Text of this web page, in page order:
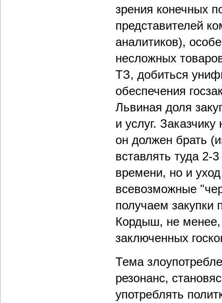
зрения конечных
представителей
аналитиков),
несложных
ТЗ, добиться
обеспечения
Львиная доля
и услуг.
он должен брать
вставлять туда 2-
времени, но и
всевозможные
получаем закупки
Кордыш, не менее,
заключенных
Тема
резонанс,
употреблять